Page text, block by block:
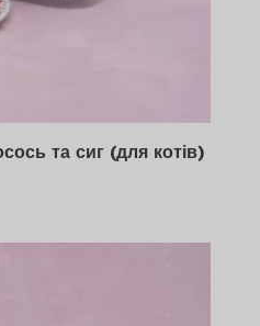
та сиг (для котів)